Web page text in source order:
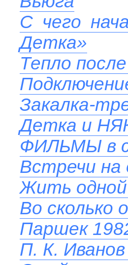
С чего
Детка»
Тепло
Закалка-
Детка и
ФИЛЬМЫ в
Встречи на
Жить
Во сколько
Паршек
П. К.